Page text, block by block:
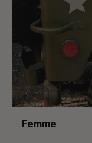
Femme